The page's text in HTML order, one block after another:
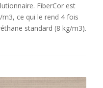
FiberCor est
ce qui le rend 4 fois
standard (8 kg/m3).